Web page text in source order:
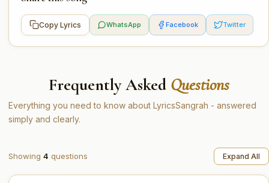
Copy Lyrics WhatsApp Facebook Twitter
Frequently Asked Questions
Everything you need to know about LyricsSangrah - answered
simply and clearly.
Showing 4 questions Expand All